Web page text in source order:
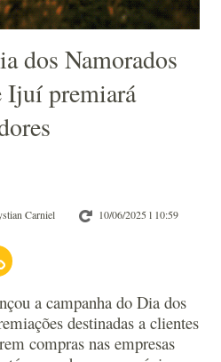
dos Namorados
Ijuí premiará
Carniel 10/06/2025 l 10:59
a campanha do Dia dos
destinadas a clientes
compras nas empresas